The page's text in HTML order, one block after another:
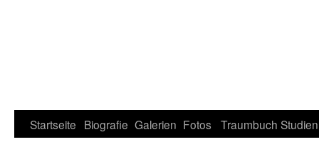
Zum
Startseite Biografie Galerien Fotos Traumbuch Studien